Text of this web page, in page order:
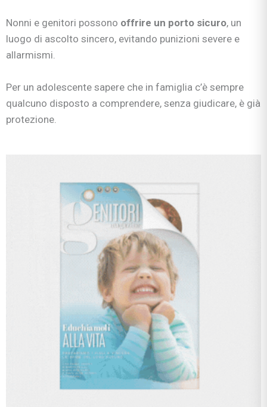
Nonni e genitori possono offrire un porto sicuro, un
luogo di ascolto sincero, evitando punizioni severe e
allarmismi.
Per un adolescente sapere che in famiglia c’è sempre
qualcuno disposto a comprendere, senza giudicare, è già
protezione.